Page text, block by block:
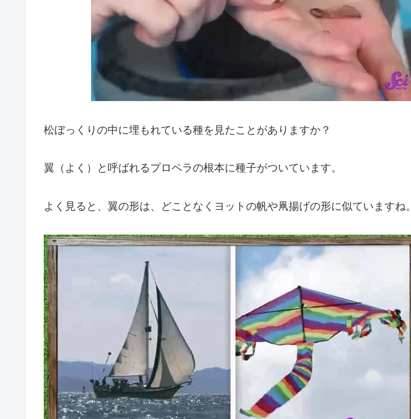
松ぼっくりの中に埋もれている種を見たことがありますか？
翼（よく）と呼ばれるプロペラの根本に種子がついています。
よく見ると、翼の形は、どことなくヨットの帆や凧揚げの形に似ていますね。